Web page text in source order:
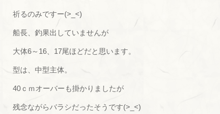
祈るのみですー(>_<)
船長、釣果出していませんが
大体6～16、17尾ほどだと思います。
型は、中型主体。
40ｃｍオーバーも掛かりましたが
残念ながらバラシだったそうです(>_<)